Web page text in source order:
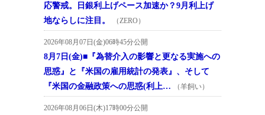
応警戒。日銀利上げペース加速か？9月利上げ
地ならしに注目。
（ZERO）
2026年08月07日(金)06時45分公開
8月7日(金)■『為替介入の影響と更なる実施への
思惑』と『米国の雇用統計の発表』、そして
『米国の金融政策への思惑(利上…
（羊飼い）
2026年08月06日(木)17時00分公開